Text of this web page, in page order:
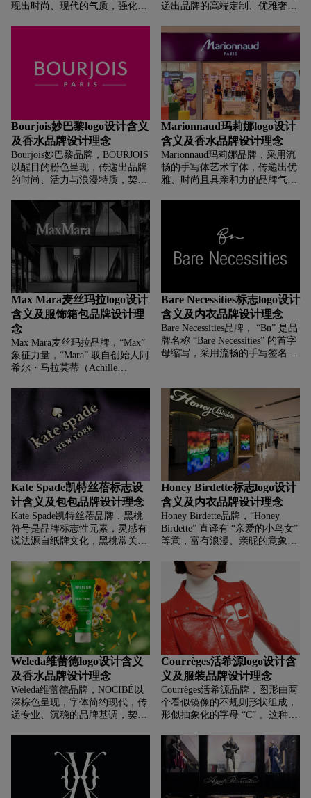
现出时尚、现代的气质，强化品
递出品牌的高端定制、优雅奢华
制世家定位，彰显手工剪裁工艺
的精致与独特 。
Bourjois妙巴黎logo设计含义
及香水品牌设计理念
Bourjois妙巴黎品牌，‌‌‌BOURJOIS
以醒目的粉色呈现，传递出品牌
的时尚、活力与浪漫特质，契合
美的追求。这种鲜明的色彩选
择，能快速吸引消费者目光，强
化品牌识别度 。
Marionnaud玛莉娜logo设计
含义及香水品牌设计理念
Marionnaud玛莉娜品牌，‌‌‌采用流
畅的手写体艺术字体，传递出优
雅、时尚且具亲和力的品牌气
Max Mara麦丝玛拉logo设计
含义及服饰箱包品牌设计理
念
Max Mara麦丝玛拉品牌，‌‌‌“Max”
象征力量，“Mara” 取自创始人阿
希尔・马拉莫蒂（Achille
黑色衬线体，传递优雅克制气质
，衬线字体增添经典、精致感，
契合品牌为女性提供优雅服饰，
展现不动声色奢华之美的理念。
Bare Necessities标志logo设计
含义及内衣品牌设计理念
Bare Necessities品牌，‌‌‌ “Bn” 是品
牌名称 “Bare Necessities” 的首字
母缩写，采用流畅的手写签名式
专属“签名承诺”，体现其注重为
消费者提供贴合个人需求的贴身
衣物选择。
Kate Spade凯特丝蓓标志设
计含义及包包品牌设计理念
Kate Spade凯特丝蓓品牌，‌‌‌黑桃
符号是品牌标志性元素，灵感有
说法源自纸牌文化，黑桃常关联
皮又具辨识度的特质，也成为消
费者识别品牌的视觉符号，强化
品牌记忆点，搭配优雅的衬线字
体，整体塑造出精致、时尚且富
有纽约都市感的轻奢品牌形象 ，
诠释 “美式时尚、年轻活力、精
致俏皮” 的品牌内涵。
Honey Birdette标志logo设计
含义及内衣品牌设计理念
Honey Birdette品牌，‌‌‌“Honey
Birdette” 直译有 “亲爱的小鸟女”
等意，富有浪漫、亲昵的意象，
漫、性感、精致的品牌气质，契
合其主打高端、性感内衣的定
位，展现出品牌对女性魅力与时
尚美学的追求，仿佛用文字勾勒
出内衣的柔美与诱惑 。
Weleda维蕾德logo设计含义
及香水品牌设计理念
Weleda维蕾德品牌，‌‌‌NOCIBÉ以
深棕色呈现，字体简约现代，传
递专业、沉稳的品牌基调，契合
国知名美妆连锁品牌 。
Courrèges活希源logo设计含
义及服装品牌设计理念
Courrèges活希源品牌，‌‌‌图形由两
个看似镜像的不规则形状组成，
形似抽象化的字母 “C” 。这种独
品牌标志性的未来主义风格。
Courrèges 在 20 世纪 60 年代就
以太空时代风格的服装而闻名，
该图形传递出品牌对创新、前卫